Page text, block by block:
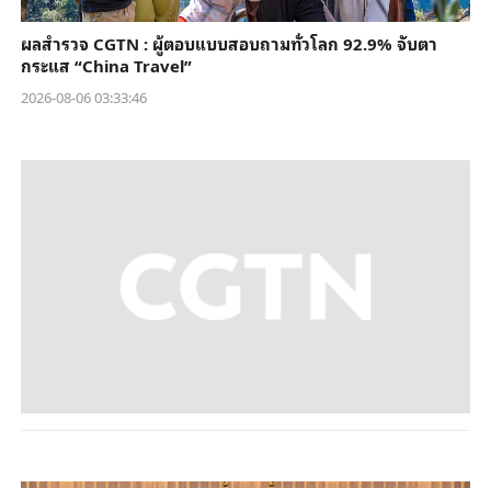
ผลสำรวจ CGTN : ผู้ตอบแบบสอบถามทั่วโลก 92.9% จับตา
กระแส “China Travel”
2026-08-06 03:33:46